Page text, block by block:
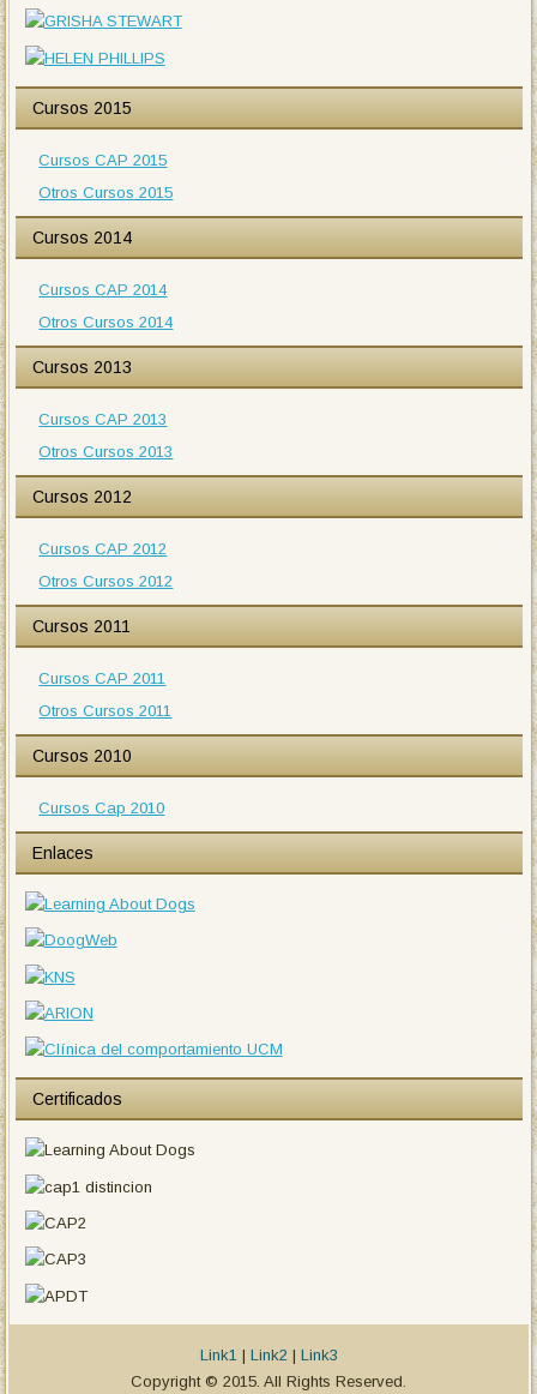
Cursos 2015
Cursos CAP 2015
Otros Cursos 2015
Cursos 2014
Cursos CAP 2014
Otros Cursos 2014
Cursos 2013
Cursos CAP 2013
Otros Cursos 2013
Cursos 2012
Cursos CAP 2012
Otros Cursos 2012
Cursos 2011
Cursos CAP 2011
Otros Cursos 2011
Cursos 2010
Cursos Cap 2010
Enlaces
Certificados
Link1 | Link2 | Link3
Copyright © 2015. All Rights Reserved.